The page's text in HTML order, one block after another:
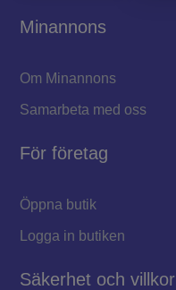
Minannons
Om Minannons
Samarbeta med oss
För företag
Öppna butik
Logga in butiken
Säkerhet och villkor